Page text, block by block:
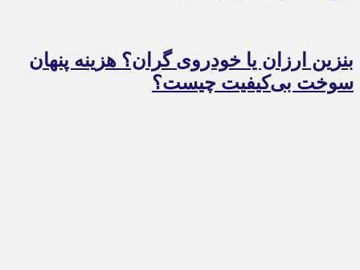
بنزین ارزان یا خودروی گران؟ هزینه پنهان
سوخت بی‌کیفیت چیست؟